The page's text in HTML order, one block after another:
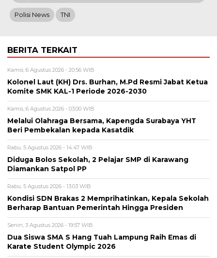
Polisi News TNI
BERITA TERKAIT
Kamis, 6 Agustus 2026 - 20:56 WIB
Kolonel Laut (KH) Drs. Burhan, M.Pd Resmi Jabat Ketua
Komite SMK KAL-1 Periode 2026-2030
Kamis, 6 Agustus 2026 - 03:00 WIB
Melalui Olahraga Bersama, Kapengda Surabaya YHT
Beri Pembekalan kepada Kasatdik
Rabu, 5 Agustus 2026 - 14:47 WIB
Diduga Bolos Sekolah, 2 Pelajar SMP di Karawang
Diamankan Satpol PP
Rabu, 5 Agustus 2026 - 13:03 WIB
Kondisi SDN Brakas 2 Memprihatinkan, Kepala Sekolah
Berharap Bantuan Pemerintah Hingga Presiden
Senin, 3 Agustus 2026 - 19:57 WIB
Dua Siswa SMA S Hang Tuah Lampung Raih Emas di
Karate Student Olympic 2026